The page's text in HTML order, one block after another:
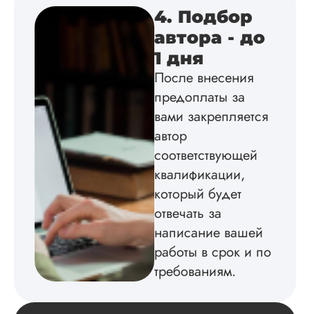
Удобная форма
оплаты, есть
официальный
работу выполнили
сдачи,
оформили в
соответствии с
Взаимодействие с
подробно
по всем вопросам.
Благодарен.
Инна
Вид работы:
4. Подбор
автора - до
1 дня
После внесения
предоплаты за
вами закрепляется
автор
соответствующей
квалификации,
который будет
отвечать за
написание вашей
работы в срок и по
требованиям.